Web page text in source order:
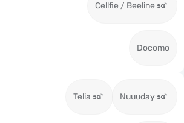
Cellfie / Beeline
Docomo
Telia Nuuuday